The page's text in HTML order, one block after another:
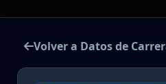
Volver a Datos de